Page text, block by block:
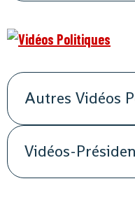
Autres Vidéos
Vidéos-